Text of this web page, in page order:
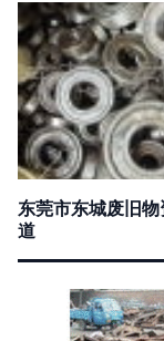
东莞市东城废旧
道